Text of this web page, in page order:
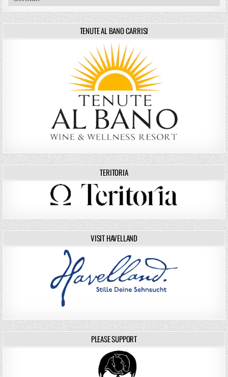
TENUTE AL BANO CARRISI
TERITORIA
VISIT HAVELLAND
PLEASE SUPPORT